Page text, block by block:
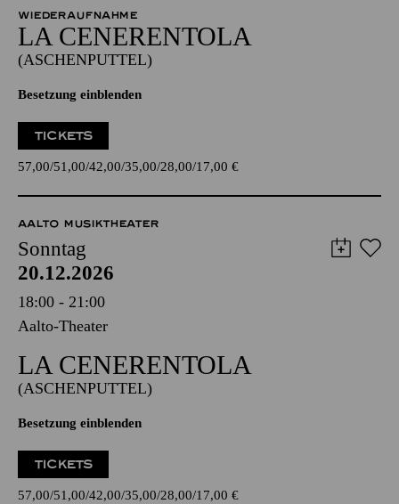
WIEDERAUFNAHME
LA CENE­RENTOLA
(ASCHENPUTTEL)
Besetzung einblenden
TICKETS
57,00 51,00 42,00 35,00 28,00 17,00 €
AALTO MUSIKTHEATER
Sonntag
20.12.2026
18:00 - 21:00
Aalto-Theater
LA CENE­RENTOLA
(ASCHENPUTTEL)
Besetzung einblenden
TICKETS
57,00 51,00 42,00 35,00 28,00 17,00 €